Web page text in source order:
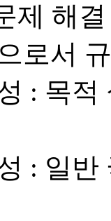
제 해
로서
: 목
: 일